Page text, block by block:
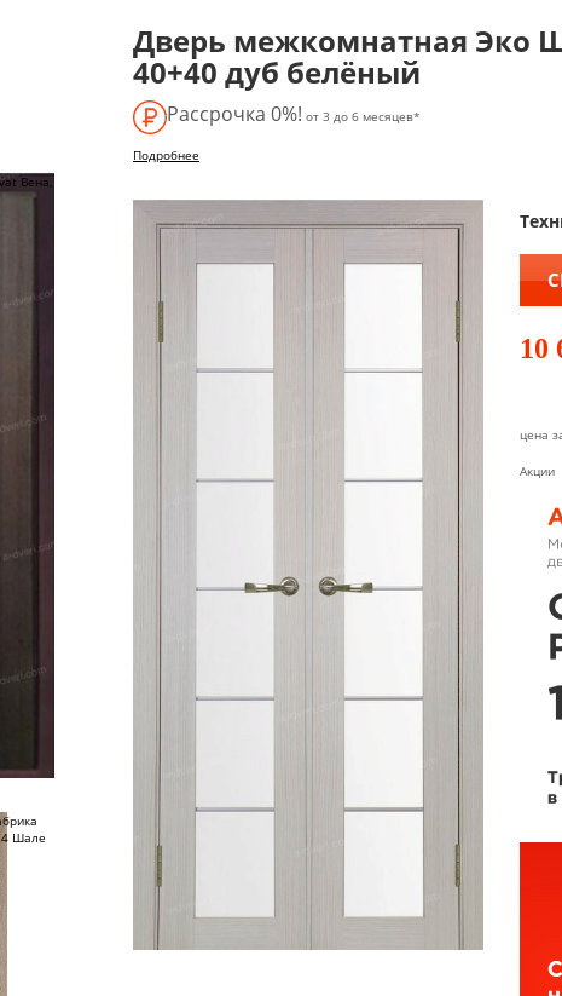
Дверь межкомнатная Эко
40+40 дуб белёный
Рассрочка 0%! от 3 до 6 месяцев*
Подробнее
10
цена
Акции
Вена,
4 Шале